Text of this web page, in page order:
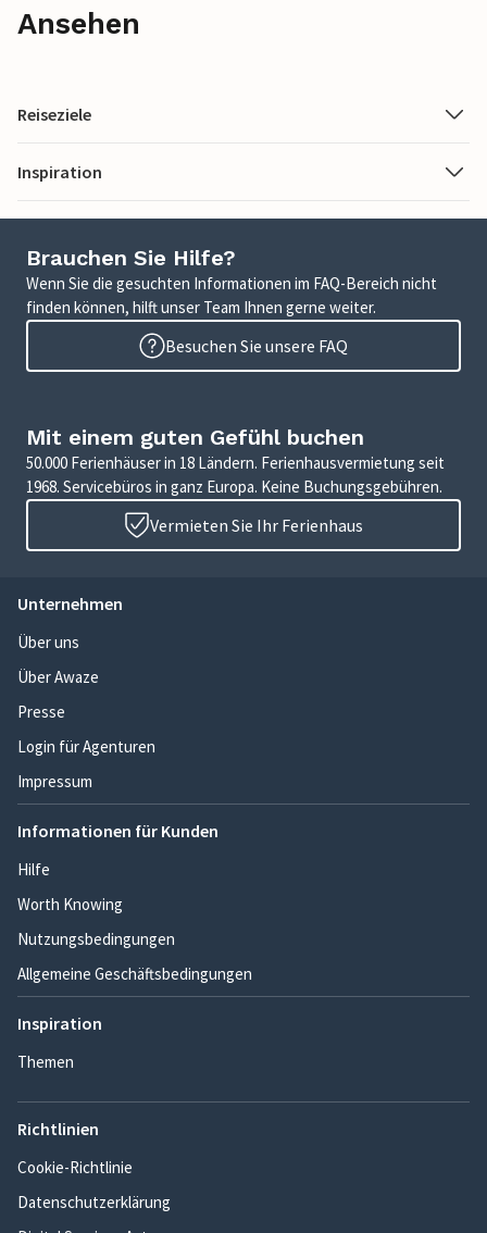
Ansehen
Reiseziele
Inspiration
Brauchen Sie Hilfe?
Wenn Sie die gesuchten Informationen im FAQ-Bereich nicht
finden können, hilft unser Team Ihnen gerne weiter.
Besuchen Sie unsere FAQ
Mit einem guten Gefühl buchen
50.000 Ferienhäuser in 18 Ländern. Ferienhausvermietung seit
1968. Servicebüros in ganz Europa. Keine Buchungsgebühren.
Vermieten Sie Ihr Ferienhaus
Unternehmen
Über uns
Über Awaze
Presse
Login für Agenturen
Impressum
Informationen für Kunden
Hilfe
Worth Knowing
Nutzungsbedingungen
Allgemeine Geschäftsbedingungen
Inspiration
Themen
Richtlinien
Cookie-Richtlinie
Datenschutzerklärung